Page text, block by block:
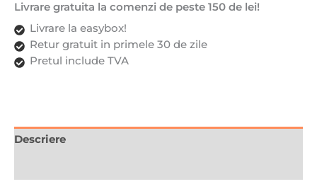
Livrare gratuita la comenzi de peste 150 de lei!
Livrare la easybox!
Retur gratuit in primele 30 de zile
Pretul include TVA
Descriere